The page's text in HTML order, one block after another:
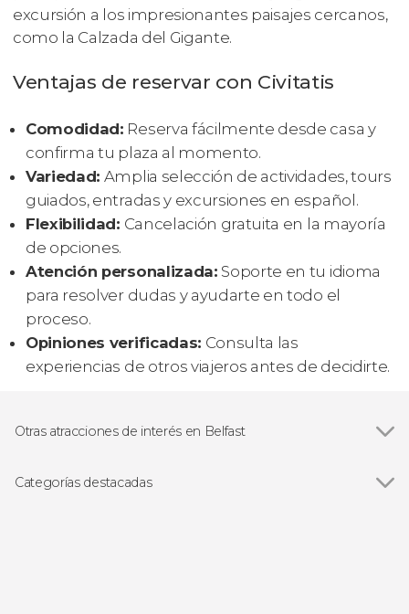
excursión a los impresionantes paisajes cercanos,
como la Calzada del Gigante.
Ventajas de reservar con Civitatis
Comodidad: Reserva fácilmente desde casa y
confirma tu plaza al momento.
Variedad: Amplia selección de actividades, tours
guiados, entradas y excursiones en español.
Flexibilidad: Cancelación gratuita en la mayoría
de opciones.
Atención personalizada: Soporte en tu idioma
para resolver dudas y ayudarte en todo el
proceso.
Opiniones verificadas: Consulta las
experiencias de otros viajeros antes de decidirte.
Otras atracciones de interés en Belfast
Calzada del Gigante
Categorías destacadas